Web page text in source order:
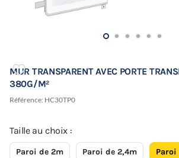
MUR TRANSPARENT AVEC PORTE
380G/M²
Référence: HC30TP0
Taille au choix :
Paroi de 2m Paroi de 2,4m Paroi